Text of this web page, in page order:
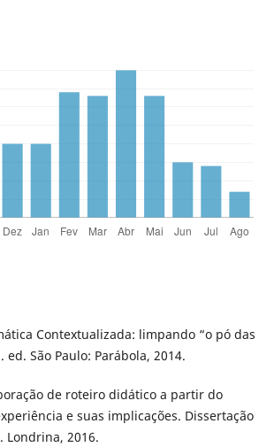
Contextualizada: limpando “o pó das
ed. São Paulo: Parábola, 2014.
de roteiro didático a partir do
e suas implicações. Dissertação
Londrina, 2016.